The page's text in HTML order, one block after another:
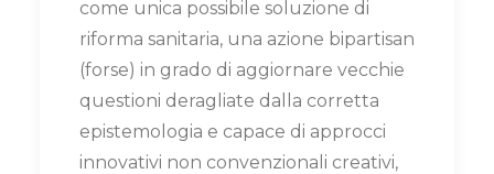
come unica possibile soluzione di
riforma sanitaria, una azione bipartisan
(forse) in grado di aggiornare vecchie
questioni deragliate dalla corretta
epistemologia e capace di approcci
innovativi non convenzionali creativi,